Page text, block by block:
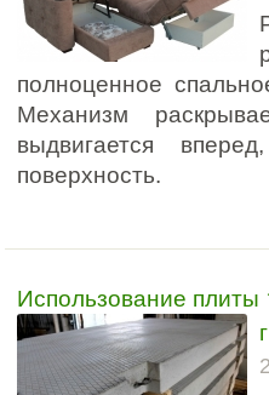
полноценное
Механизм
выдвигается
поверхность.
Использование